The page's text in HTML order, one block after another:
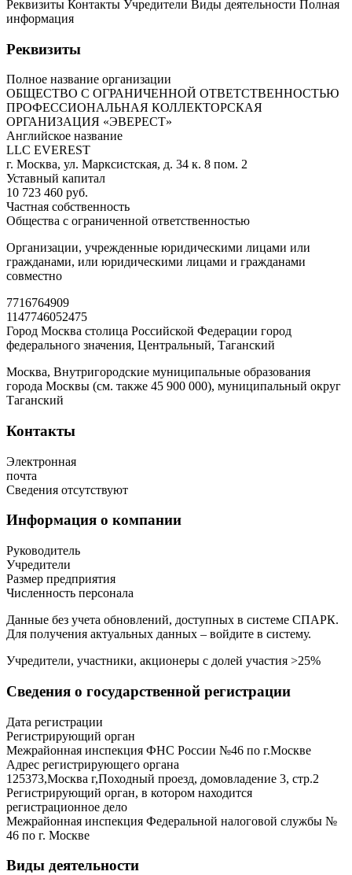
Реквизиты Контакты Учредители Виды деятельности Полная
информация
Реквизиты
Полное название организации
ОБЩЕСТВО С ОГРАНИЧЕННОЙ ОТВЕТСТВЕННОСТЬЮ
ПРОФЕССИОНАЛЬНАЯ КОЛЛЕКТОРСКАЯ
ОРГАНИЗАЦИЯ «ЭВЕРЕСТ»
Английское название
LLC EVEREST
г. Москва, ул. Марксистская, д. 34 к. 8 пом. 2
Уставный капитал
10 723 460 руб.
Частная собственность
Общества с ограниченной ответственностью
Организации, учрежденные юридическими лицами или
гражданами, или юридическими лицами и гражданами
совместно
7716764909
1147746052475
Город Москва столица Российской Федерации город
федерального значения, Центральный, Таганский
Москва, Внутригородские муниципальные образования
города Москвы (см. также 45 900 000), муниципальный округ
Таганский
Контакты
Электронная
почта
Сведения отсутствуют
Информация о компании
Руководитель
Учредители
Размер предприятия
Численность персонала
Данные без учета обновлений, доступных в системе СПАРК.
Для получения актуальных данных – войдите в систему.
Учредители, участники, акционеры с долей участия >25%
Сведения о государственной регистрации
Дата регистрации
Регистрирующий орган
Межрайонная инспекция ФНС России №46 по г.Москве
Адрес регистрирующего органа
125373,Москва г,Походный проезд, домовладение 3, стр.2
Регистрирующий орган, в котором находится
регистрационное дело
Межрайонная инспекция Федеральной налоговой службы №
46 по г. Москве
Виды деятельности